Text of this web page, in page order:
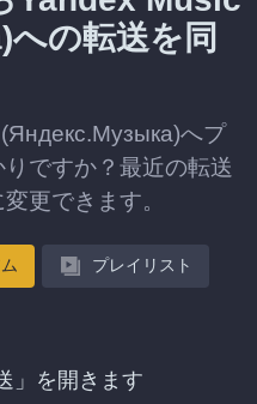
の転送を同
へプ
ですか？最近の転送
更できます。
プレイリスト
」を開きます